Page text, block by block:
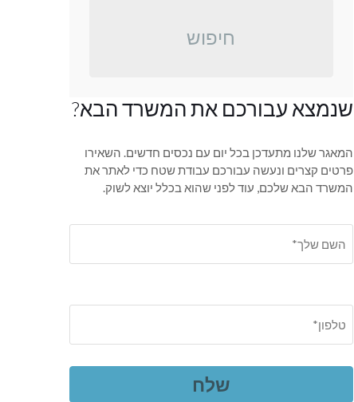
חיפוש
שנמצא עבורכם את המשרד הבא?
המאגר שלנו מתעדכן בכל יום עם נכסים חדשים. השאירו
פרטים קצרים ונעשה עבורכם עבודת שטח כדי לאתר את
המשרד הבא שלכם, עוד לפני שהוא בכלל יוצא לשוק.